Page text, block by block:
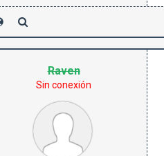
Raven
Sin conexión